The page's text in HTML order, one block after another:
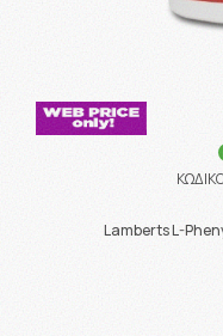
Lamberts L-